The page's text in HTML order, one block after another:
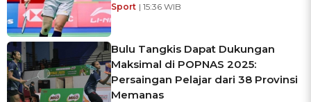
Sport | 15:36 WIB
Bulu Tangkis Dapat Dukungan
Maksimal di POPNAS 2025:
Persaingan Pelajar dari 38 Provinsi
Memanas